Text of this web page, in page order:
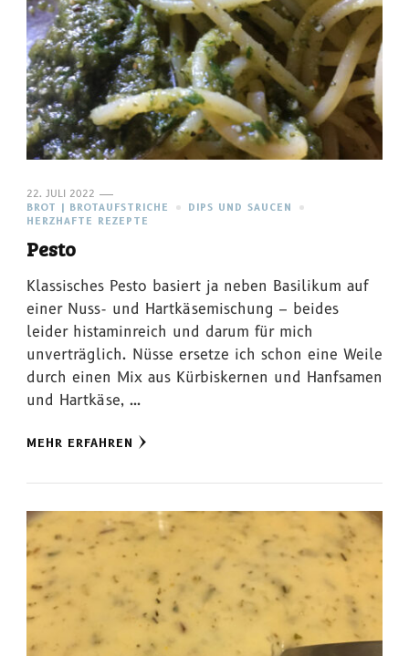
22. JULI 2022
BROT | BROTAUFSTRICHE
DIPS UND SAUCEN
HERZHAFTE REZEPTE
Pesto
Klassisches Pesto basiert ja neben Basilikum auf
einer Nuss- und Hartkäsemischung – beides
leider histaminreich und darum für mich
unverträglich. Nüsse ersetze ich schon eine Weile
durch einen Mix aus Kürbiskernen und Hanfsamen
und Hartkäse, …
MEHR ERFAHREN